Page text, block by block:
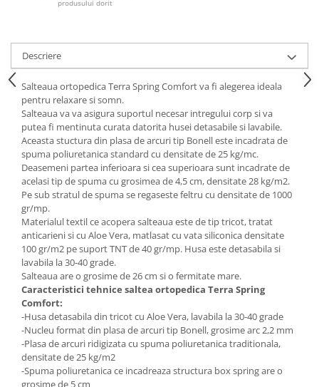
Set mese si scaune gradinita
Mobilier copii
Mobila camera copii
Scaune birou pentru copii
Saltele patuturi copii
Paturi copii
Masa si scaune gradinita
Seturi comode living si dormitor
produsului dorit
Descriere
Salteaua ortopedica Terra Spring Comfort va fi alegerea ideala
pentru relaxare si somn.
Salteaua va va asigura suportul necesar intregului corp si va
putea fi mentinuta curata datorita husei detasabile si lavabile.
Aceasta stuctura din plasa de arcuri tip Bonell este incadrata de
spuma poliuretanica standard cu densitate de 25 kg/mc.
Deasemeni partea inferioara si cea superioara sunt incadrate de
acelasi tip de spuma cu grosimea de 4,5 cm, densitate 28 kg/m2.
Pe sub stratul de spuma se regaseste feltru cu densitate de 1000
gr/mp.
Materialul textil ce acopera salteaua este de tip tricot, tratat
anticarieni si cu Aloe Vera, matlasat cu vata siliconica densitate
100 gr/m2 pe suport TNT de 40 gr/mp. Husa este detasabila si
lavabila la 30-40 grade.
Salteaua are o grosime de 26 cm si o fermitate mare.
Caracteristici tehnice saltea ortopedica Terra Spring
Comfort:
-Husa detasabila din tricot cu Aloe Vera, lavabila la 30-40 grade
-Nucleu format din plasa de arcuri tip Bonell, grosime arc 2,2 mm
-Plasa de arcuri ridigizata cu spuma poliuretanica traditionala,
densitate de 25 kg/m2
-Spuma poliuretanica ce incadreaza structura box spring are o
grosime de 5 cm